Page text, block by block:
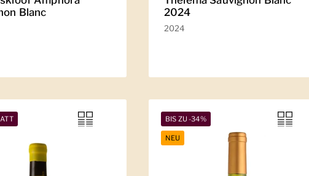
Blanc
2024
2024
BIS ZU -34%
NEU